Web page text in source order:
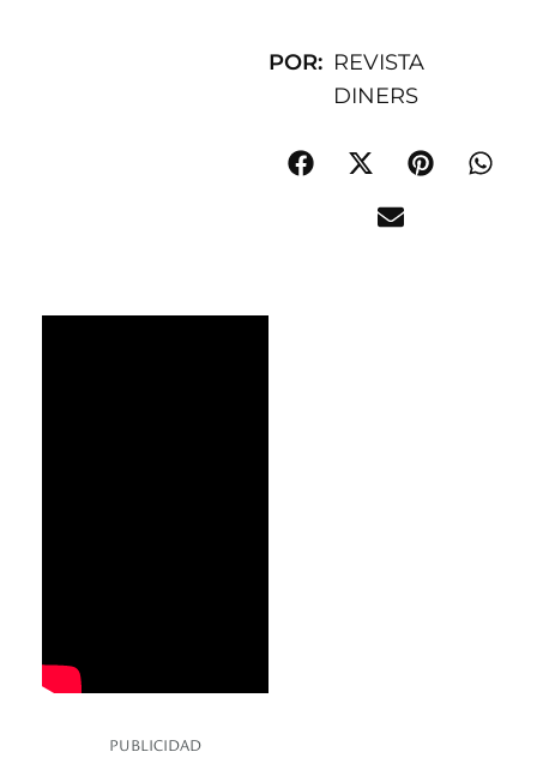
POR: REVISTA
DINERS
PUBLICIDAD